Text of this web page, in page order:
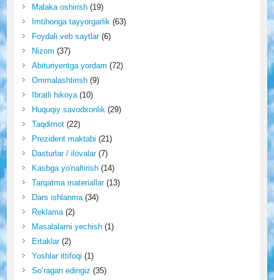
Malaka oshirish(19)
Imtihonga tayyorgarlik(63)
Foydali veb saytlar(6)
Nizom (37)
Abituriyentga yordam (72)
Ommalashtirish(9)
Ibratli hikoya(10)
Huquqiy savodxonlik(29)
Taqdimot(22)
Prezident maktabi (21)
Dasturlar / ilovalar(7)
Kasbga yo'naltirish(14)
Tarqatma materiallar(13)
Dars ishlanma(34)
Reklama(2)
Masalalarni yechish(1)
Ertaklar(2)
Yoshlar ittifoqi (1)
So‘ragan edingiz (35)